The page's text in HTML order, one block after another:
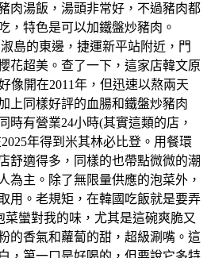
肉湯飯，湯頭非常好，不過豬肉都
，特色是可以加鐵盤炒豬肉。
島的東邊，捷運新平站附近，門
花超美。查了一下，這家店韓文原
像開在2011年，但迅速以熬兩天
上同樣好評的血腸和鐵盤炒豬肉
時有營業24小時(其實這類的店，
年得到米其林必比登。用餐環
舒適得多，同樣的也帶點微微的潮
為主。除了無限量供應的泡菜外，
用。老規矩，在韓國吃飯就是要弄
蠻對我的味，尤其是這碗爽脆又
的香氣和蘿蔔的甜，超級涮嘴。這